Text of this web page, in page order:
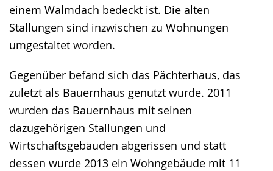
einem Walmdach bedeckt ist. Die alten
Stallungen sind inzwischen zu Wohnungen
umgestaltet worden.
Gegenüber befand sich das Pächterhaus, das
zuletzt als Bauernhaus genutzt wurde. 2011
wurden das Bauernhaus mit seinen
dazugehörigen Stallungen und
Wirtschaftsgebäuden abgerissen und statt
dessen wurde 2013 ein Wohngebäude mit 11